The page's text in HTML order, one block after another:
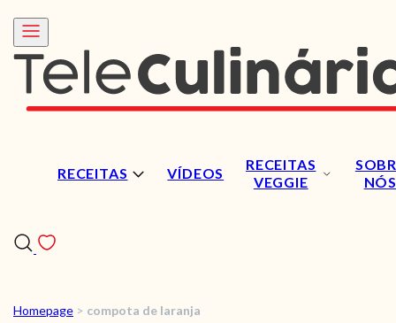
RECEITAS VÍDEOS
RECEITAS
VEGGIE
NÓS
RECEITAS
Homepage > compota de laranja